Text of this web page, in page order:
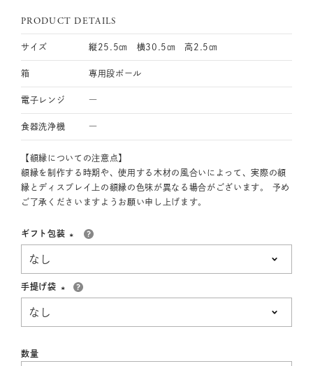
PRODUCT DETAILS
サイズ 縦25.5㎝ 横30.5㎝ 高2.5㎝
箱 専用段ボール
電子レンジ ―
食器洗浄機 ―
【額縁についての注意点】
額縁を制作する時期や、使用する木材の風合いによって、実際の額
縁とディスプレイ上の額縁の色味が異なる場合がございます。 予め
ご了承くださいますようお願い申し上げます。
ギフト包装
手提げ袋